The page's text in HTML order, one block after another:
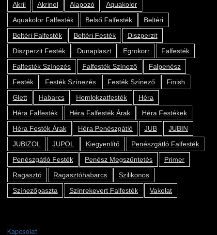
Akril
Akrinol Alapozó
Aquakolor
Aquakolor Falfesték
Belső Falfesték
Beltéri
Beltéri Falfesték
Beltéri Festék
Diszperzit
Diszperzit Festék
Dunaplaszt Egrokorr
Falfesték
Falfesték Színezés
Falfesték Színező
Falpenész
Festék
Festék Színezés Festék Színező
Finish
Glett
Habarcs Homlokzatfesték
Héra
Héra Falfesték
Héra Falfesték Árak
Héra Festékek
Héra Festék Árak
Héra Penészgátló JUB
JUBIN
JUBIZOL
JUPOL Kiegyenlítő
Penészgátló Falfesték
Penészgátló Festék
Penész Megszűntetés
Primer
Ragasztó
Ragasztóhabarcs
Szilikonos
Színezőpaszta
Színrekevert Falfesték Vakolat
Kapcsolat